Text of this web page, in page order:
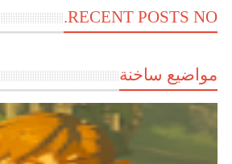
RECENT POSTS NO.
مواضيع ساخنة